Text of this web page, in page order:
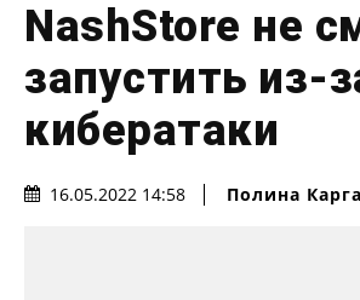
NashStore не
запустить из-
кибератаки
16.05.2022 14:58 Полина